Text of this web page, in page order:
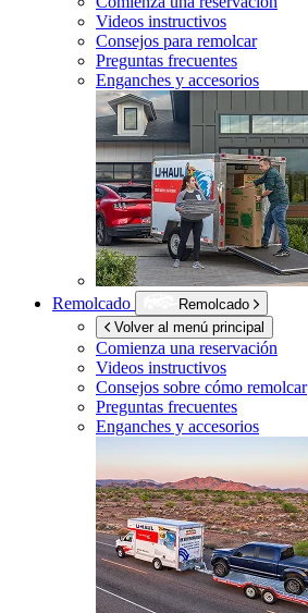
Videos instructivos
Consejos para remolcar
Preguntas frecuentes
Enganches y accesorios
Remolcado
Remolcado
Volver al menú principal
Comienza una reservación
Videos instructivos
Consejos sobre cómo remolcar
Preguntas frecuentes
Enganches y accesorios